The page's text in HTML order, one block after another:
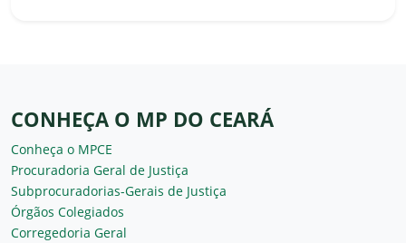
CONHEÇA O MP DO CEARÁ
Conheça o MPCE
Procuradoria Geral de Justiça
Subprocuradorias-Gerais de Justiça
Órgãos Colegiados
Corregedoria Geral